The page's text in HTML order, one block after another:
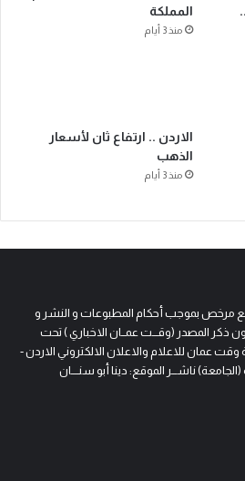
المملكة
منذ 3 أيام
الاردن .. ارتفاع ثان لأسعار
الذهب
منذ 3 أيام
مرخص بموجب أحكام المطبوعات و النشر و
ذكر المصدر (وقـــت عمــان الاخباري ) تحت
عمان للاعلام والاعلان الالكتروني الاردن -
ناشـــر الموقع: دينا أبو سنــــان